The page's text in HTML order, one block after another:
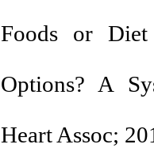
Foods or Diet
Options? A
Heart Assoc;